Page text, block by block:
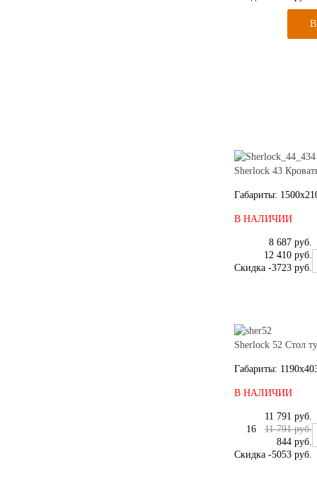
Sherlock 43
Габариты:
В НАЛИЧИИ
8 687 руб.
12 410 руб.
Скидка -3723 руб.
Sherlock 52 Стол
Габариты:
В НАЛИЧИИ
11 791 руб.
11 791 руб.
16
844 руб.
Скидка -5053 руб.